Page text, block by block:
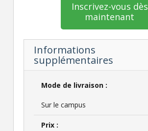
Inscrivez-vous dès
maintenant
Informations
supplémentaires
Mode de livraison :
Sur le campus
Prix :